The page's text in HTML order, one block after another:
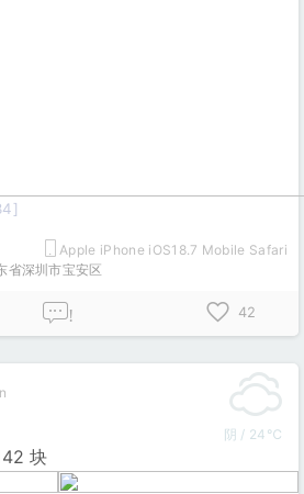
Apple iPhone iOS18.7 Mobile Safari
省深圳市宝安区
! 42
阴 / 24℃
块